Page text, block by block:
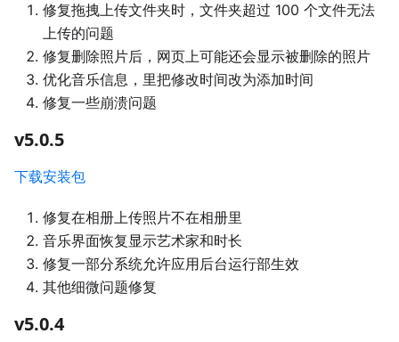
修复拖拽上传文件夹时，文件夹超过 100 个文件无法
上传的问题
修复删除照片后，网页上可能还会显示被删除的照片
优化音乐信息，里把修改时间改为添加时间
修复一些崩溃问题
v5.0.5
下载安装包
修复在相册上传照片不在相册里
音乐界面恢复显示艺术家和时长
修复一部分系统允许应用后台运行部生效
其他细微问题修复
v5.0.4